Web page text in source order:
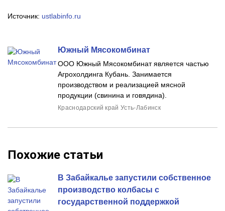
Источник: ustlabinfo.ru
Южный Мясокомбинат
ООО Южный Мясокомбинат является частью
Агрохолдинга Кубань. Занимается
производством и реализацией мясной
продукции (свинина и говядина).
Краснодарский край Усть-Лабинск
Похожие статьи
В Забайкалье запустили собственное
производство колбасы с
государственной поддержкой